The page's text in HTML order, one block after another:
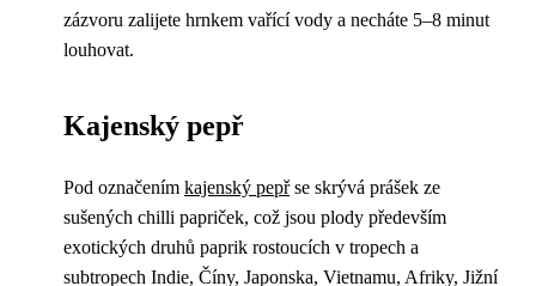
zázvoru zalijete hrnkem vařící vody a necháte 5–8 minut
louhovat.
Kajenský pepř
Pod označením kajenský pepřse skrývá prášek ze
sušených chilli papriček, což jsou plody především
exotických druhů paprik rostoucích v tropech a
subtropech Indie, Číny, Japonska, Vietnamu, Afriky, Jižní